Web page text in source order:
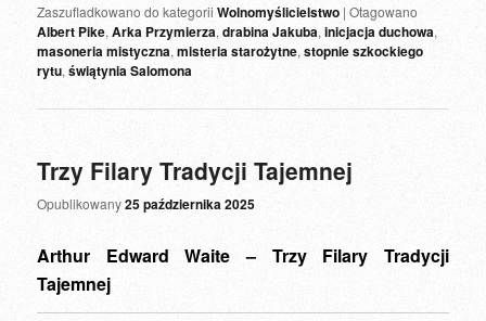
Zaszufladkowano do kategorii Wolnomyślicielstwo |Otagowano
Albert Pike,Arka Przymierza,drabina Jakuba,inicjacja duchowa,
masoneria mistyczna,misteria starożytne,stopnie szkockiego
rytu,świątynia Salomona
Trzy Filary Tradycji Tajemnej
Opublikowany25 października 2025
Arthur Edward Waite – Trzy Filary Tradycji
Tajemnej